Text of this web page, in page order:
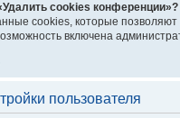
cookies конференции»?
cookies, которые
включена
пользователя